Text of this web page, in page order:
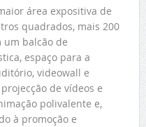
área expositiva de
quadrados, mais 200
um balcão de
espaço para a
videowall e
de vídeos e
polivalente e,
à promoção e